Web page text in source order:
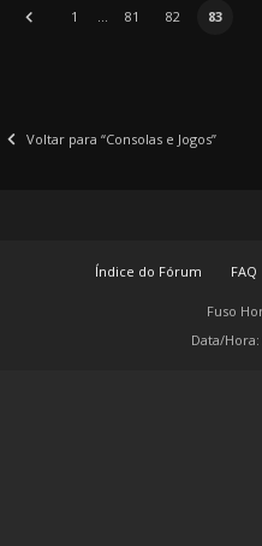
1 81 82 83
Voltar para “Consolas e Jogos”
Índice do Fórum FAQ
Fuso
Data/Hora: